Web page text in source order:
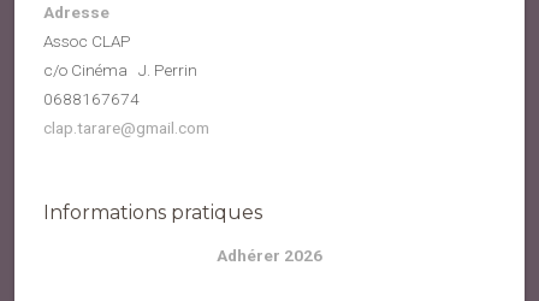
Adresse
Assoc CLAP
c/o Cinéma J. Perrin
0688167674
clap.tarare@gmail.com
Informations pratiques
Adhérer 2026